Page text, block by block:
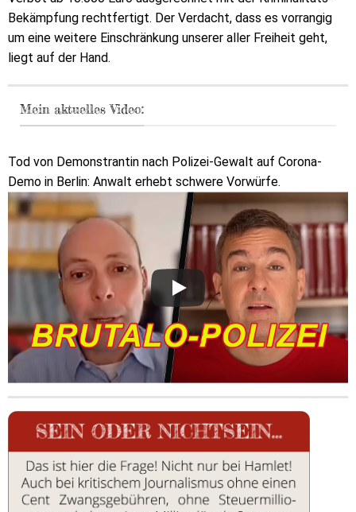
Bekämpfung rechtfertigt. Der Verdacht, dass es vorrangig
um eine weitere Einschränkung unserer aller Freiheit geht,
liegt auf der Hand.
Mein aktuelles Video:
Tod von Demonstrantin nach Polizei-Gewalt auf Corona-
Demo in Berlin: Anwalt erhebt schwere Vorwürfe.